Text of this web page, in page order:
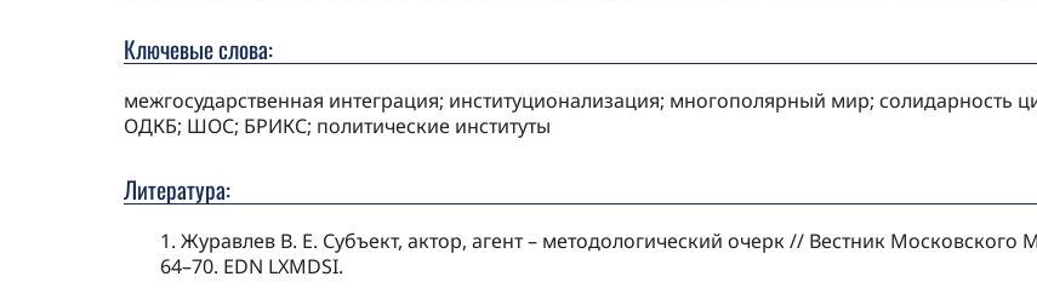
Ключевые слова:
межгосударственная интеграция; институционализация; многополярный мир; солидарность
ОДКБ; ШОС; БРИКС; политические институты
Литература:
1. Журавлев В. Е. Субъект, актор, агент – методологический очерк // Вестник
64–70. EDN LXMDSI.